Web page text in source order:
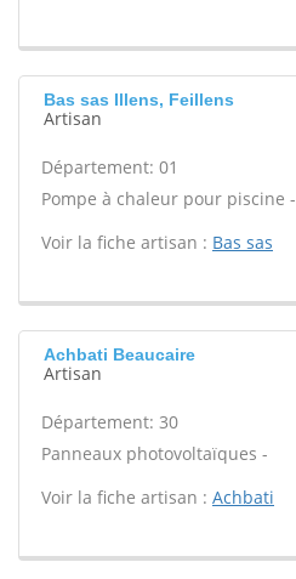
Bas sas Illens, Feillens
Artisan
Département: 01
Pompe à chaleur pour piscine -
Voir la fiche artisan : Bas sas
Achbati Beaucaire
Artisan
Département: 30
Panneaux photovoltaïques -
Voir la fiche artisan : Achbati